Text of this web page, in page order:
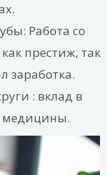
Работа со
престиж, так
заработка.
: вклад в
медицины.